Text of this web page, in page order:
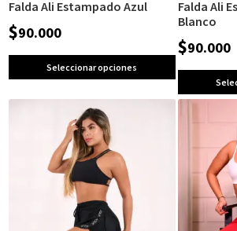
Falda Ali Estampado Azul
$90.000
Seleccionar opciones
Falda Ali
Blanco
$90.000